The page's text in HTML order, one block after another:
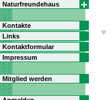
Naturfreundehaus
Kontakte
Links
Kontaktformular
Impressum
Mitglied werden
♥